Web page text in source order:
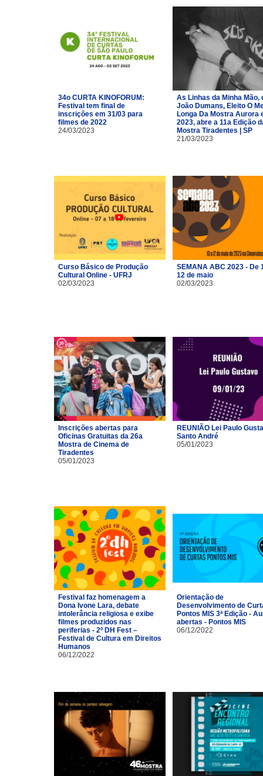
34o CURTA KINOFORUM:
Festival tem final de
inscrições em 31/03 para
filmes de 2022
24/03/2023
As Linhas da Minha Mão,
João Dumans, Eleito O
Longa Da Mostra Aurora
2023, abre a 11a Edição
Mostra Tiradentes | SP
21/03/2023
Curso Básico de Produção
Cultural Online - UFRJ
02/03/2023
SEMANA ABC 2023 - De
12 de maio
02/03/2023
Inscrições abertas para
Oficinas Gratuitas da 26a
Mostra de Cinema de
Tiradentes
05/01/2023
REUNIÃO Lei Paulo
Santo André
05/01/2023
Festival faz homenagem a
Dona Ivone Lara, debate
intolerância religiosa e exibe
filmes produzidos nas
periferias - 2º DH Fest –
Festival de Cultura em Direitos
Humanos
06/12/2022
Orientação de
Desenvolvimento de
Pontos MIS 3ª Edição -
abertas - Pontos MIS
06/12/2022